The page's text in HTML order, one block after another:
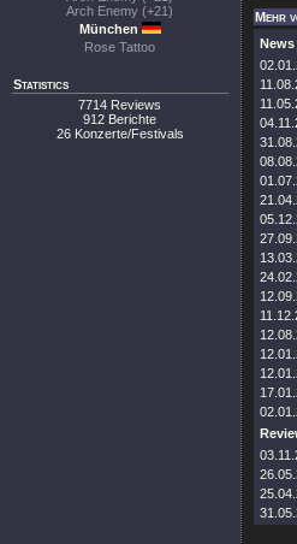
Arch Enemy (+21)
München
Rose Tattoo
Statistics
7714 Reviews
912 Berichte
26 Konzerte/Festivals
Mehr
News